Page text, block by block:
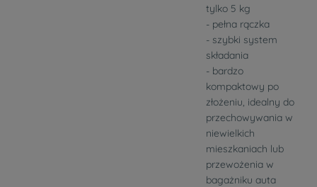
tylko 5 kg
- pełna rączka
- szybki system
składania
- bardzo
kompaktowy po
złożeniu, idealny do
przechowywania w
niewielkich
mieszkaniach lub
przewożenia w
bagażniku auta